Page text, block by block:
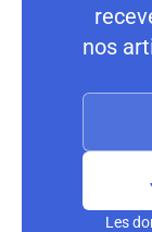
nos
Les